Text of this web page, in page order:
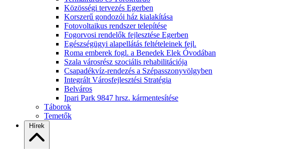
Közösségi tervezés Egerben
Korszerű gondozói ház kialakítása
Fotovoltaikus rendszer telepítése
Fogorvosi rendelők fejlesztése Egerben
Egészségügyi alapellátás feltételeinek fejl.
Roma emberek fogl. a Benedek Elek Óvodában
Szala városrész szociális rehabilitációja
Csapadékvíz-rendezés a Szépasszonyvölgyben
Integrált Városfejlesztési Stratégia
Belváros
Ipari Park 9847 hrsz. kármentesítése
Táborok
Temetők
Hírek